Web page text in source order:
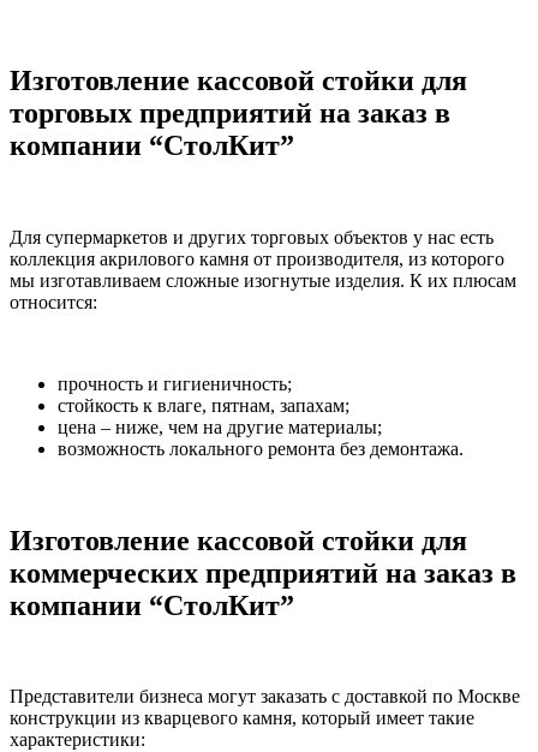
Изготовление кассовой стойки для
торговых предприятий на заказ в
компании “СтолКит”
Для супермаркетов и других торговых объектов у нас есть
коллекция акрилового камня от производителя, из которого
мы изготавливаем сложные изогнутые изделия. К их плюсам
относится:
прочность и гигиеничность;
стойкость к влаге, пятнам, запахам;
цена – ниже, чем на другие материалы;
возможность локального ремонта без демонтажа.
Изготовление кассовой стойки для
коммерческих предприятий на заказ в
компании “СтолКит”
Представители бизнеса могут заказать с доставкой по Москве
конструкции из кварцевого камня, который имеет такие
характеристики: